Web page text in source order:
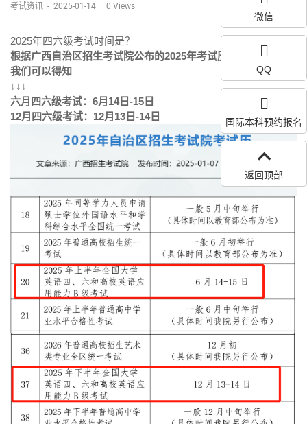
考试资讯 - 2025-01-14 0 Views
2025年四六级考试时间是？
根据广西自治区招生考试院公布的2025年考试历
我们可以得知
↓↓↓
六月四六级考试：6月14日-15日
12月四六级考试：12月13日-14日
微信
QQ
国际本科预约报名
返回顶部